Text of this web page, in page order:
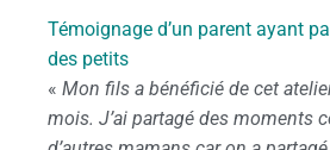
Témoignage d’un parent ayant
des petits
« Mon fils a bénéficié de cet
mois. J’ai partagé des moments